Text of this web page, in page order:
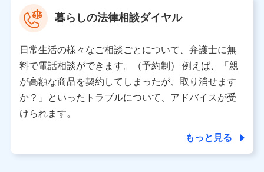
氏名、電話番号、メールアドレス、お客さまの識別子、属
性、連絡先、dポイントサービスのご利用に関する情報。例
として、dポイントカード番号、性別、年齢、家族構成、住
所、dポイント残高、dポイント利用履歴などが含まれます。
利用情報
当社又は株式会社NTTドコモが提供する各種サービスなどの
ご契約・ご利用などに関する情報。例として、当社又は株式
会社NTTドコモが提供する各種サービスのご契約状態・ご利
用履歴インターネット利用時の行動に関する情報、アプリケ
ーション利用時の行動に関する情報、購入されたサービスや
当社又は株式会社NTTドコモが提供する保険関連サービスに
暮らしの法律相談ダイヤル
日常生活の様々なご相談ごとについて、弁護士に無
料で電話相談ができます。（予約制） 例えば、「親
が高額な商品を契約してしまったが、取り消せます
か？」といったトラブルについて、アドバイスが受
けられます。
もっと見る